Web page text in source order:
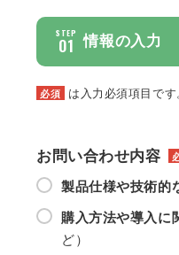
STEP
01 情報の入力
必須 は入力必須項目です
お問い合わせ内容
製品仕様や技術的
購入方法や導入に
ど）